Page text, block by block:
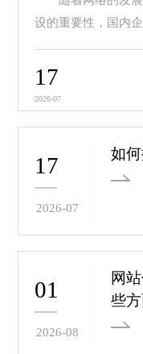
设的重要性，国内
17
2026-07
17
2026-07
如
01
2026-08
网
些